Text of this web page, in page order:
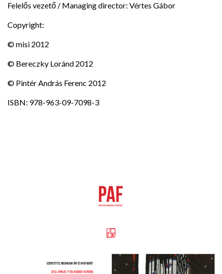
Felelős vezető / Managing director: Vértes Gábor
Copyright:
© misi 2012
© Bereczky Loránd 2012
© Pintér András Ferenc 2012
ISBN: 978-963-09-7098-3